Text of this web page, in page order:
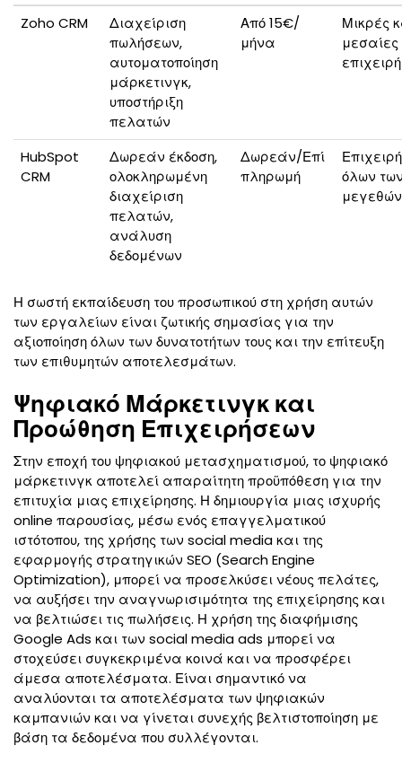
Zoho CRM
Διαχείριση
πωλήσεων,
αυτοματοποίηση
μάρκετινγκ,
υποστήριξη
πελατών
Από 15€/
μήνα
Μικρές
μεσαίες
HubSpot
CRM
Δωρεάν έκδοση,
ολοκληρωμένη
διαχείριση
πελατών,
ανάλυση
δεδομένων
Δωρεάν/Επί
πληρωμή
όλων
μεγεθών
Η σωστή εκπαίδευση του προσωπικού στη χρήση αυτών
των εργαλείων είναι ζωτικής σημασίας για την
αξιοποίηση όλων των δυνατοτήτων τους και την επίτευξη
των επιθυμητών αποτελεσμάτων.
Ψηφιακό Μάρκετινγκ και
Προώθηση Επιχειρήσεων
Στην εποχή του ψηφιακού μετασχηματισμού, το ψηφιακό
μάρκετινγκ αποτελεί απαραίτητη προϋπόθεση για την
επιτυχία μιας επιχείρησης. Η δημιουργία μιας ισχυρής
online παρουσίας, μέσω ενός επαγγελματικού
ιστότοπου, της χρήσης των social media και της
εφαρμογής στρατηγικών SEO (Search Engine
Optimization), μπορεί να προσελκύσει νέους πελάτες,
να αυξήσει την αναγνωρισιμότητα της επιχείρησης και
να βελτιώσει τις πωλήσεις. Η χρήση της διαφήμισης
Google Ads και των social media ads μπορεί να
στοχεύσει συγκεκριμένα κοινά και να προσφέρει
άμεσα αποτελέσματα. Είναι σημαντικό να
αναλύονται τα αποτελέσματα των ψηφιακών
καμπανιών και να γίνεται συνεχής βελτιστοποίηση με
βάση τα δεδομένα που συλλέγονται.